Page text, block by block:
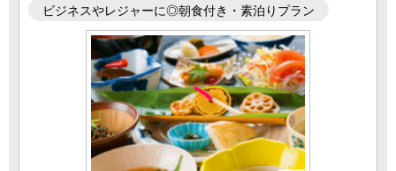
ビジネスやレジャーに◎朝食付き・素泊りプラン